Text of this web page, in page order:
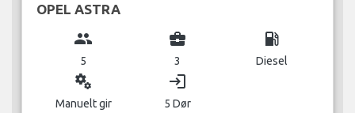
OPEL ASTRA
group
5
business_center
3
local_gas_station
Diesel
miscellaneous_services
Manuelt gir
login
5 Dør